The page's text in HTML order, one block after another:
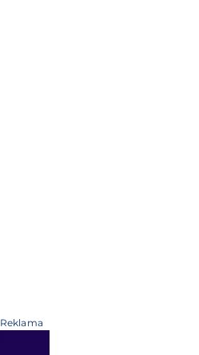
Reklama